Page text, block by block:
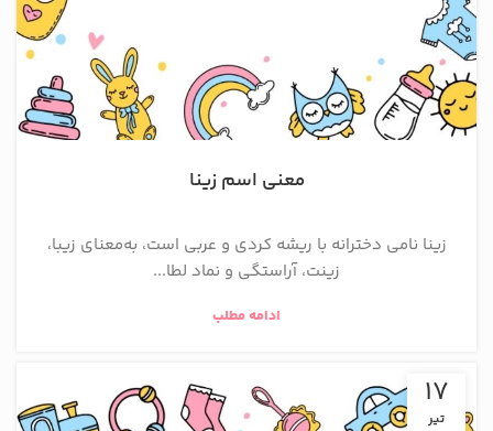
معنی اسم زینا
زینا نامی دخترانه با ریشه کردی و عربی است، به‌معنای زیبا،
زینت، آراستگی و نماد لطا...
ادامه مطلب
17
تیر